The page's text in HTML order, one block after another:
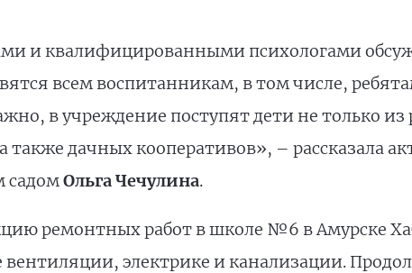
и квалифицированными психологами
всем воспитанникам, в том числе,
в учреждение поступят дети не только
дачных кооперативов», – рассказала
садомОльга Чечулина.
ремонтных работ в школе №6 в Амурске
вентиляции, электрике и канализации.